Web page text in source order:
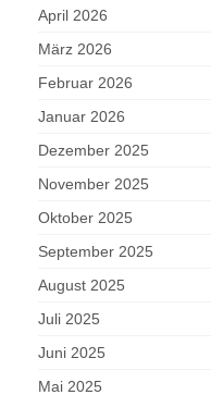
April 2026
März 2026
Februar 2026
Januar 2026
Dezember 2025
November 2025
Oktober 2025
September 2025
August 2025
Juli 2025
Juni 2025
Mai 2025